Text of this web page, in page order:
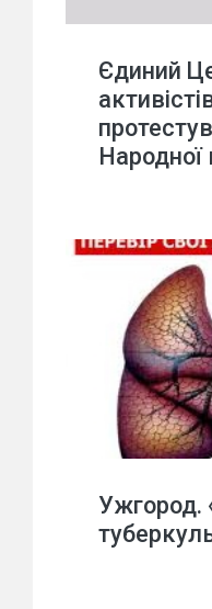
Єдиний
Народної
Ужгород.